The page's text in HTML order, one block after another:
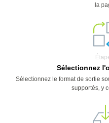
la
Sélectionnez
Sélectionnez le format de sortie
supportés, y